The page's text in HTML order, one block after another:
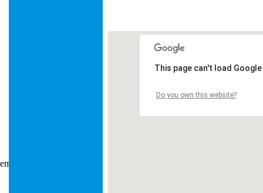
This page can't load
Do you own this website?